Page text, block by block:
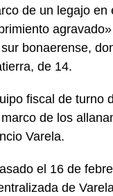
de un legajo en
bonaerense,
de 14.
fiscal de turno
de los
Varela.
el 16 de
de